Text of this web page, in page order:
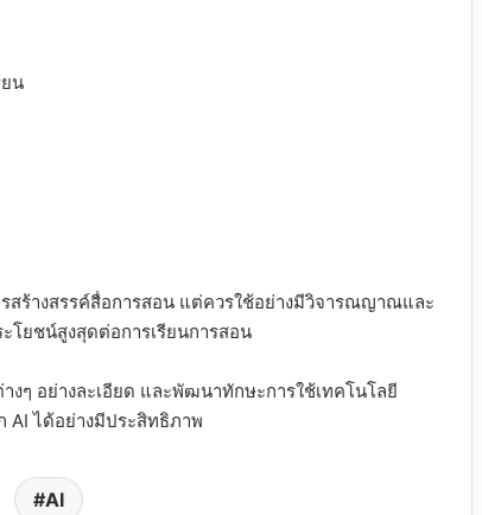
น
สร้างสรรค์สื่อการสอน แต่ควรใช้อย่างมีวิจารณญาณและ
โยชน์สูงสุดต่อการเรียนการสอน
งๆ อย่างละเอียด และพัฒนาทักษะการใช้เทคโนโลยี
AI ได้อย่างมีประสิทธิภาพ
AI